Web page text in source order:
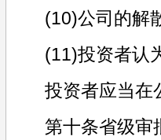
(10)公司的解
(11)投资者认
投资者应当在
第十条省级审